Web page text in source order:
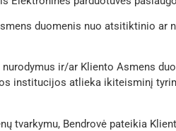
duomenis nuo atsitiktinio
ir/ar Kliento Asmens
institucijos atlieka ikiteisminį
tvarkymu, Bendrovė pateikia